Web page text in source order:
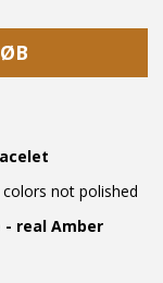
not polished
- real Amber